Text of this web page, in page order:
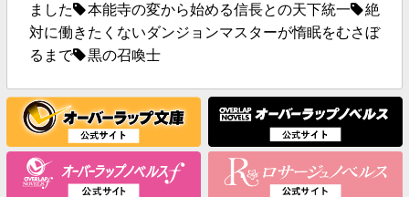
ました
本能寺の変から始める信長との天下統一
絶
対に働きたくないダンジョンマスターが惰眠をむさぼ
るまで
黒の召喚士